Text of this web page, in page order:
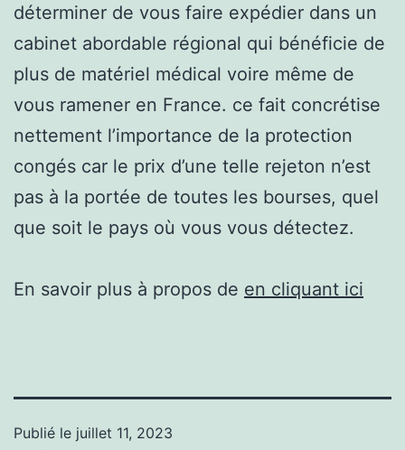
déterminer de vous faire expédier dans un
cabinet abordable régional qui bénéficie de
plus de matériel médical voire même de
vous ramener en France. ce fait concrétise
nettement l’importance de la protection
congés car le prix d’une telle rejeton n’est
pas à la portée de toutes les bourses, quel
que soit le pays où vous vous détectez.
En savoir plus à propos de en cliquant ici
Publié le juillet 11, 2023